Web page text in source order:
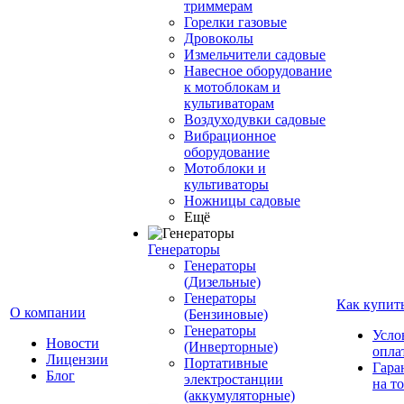
О компании
Новости
Лицензии
Блог
триммерам
Горелки газовые
Дровоколы
Измельчители садовые
Навесное оборудование
к мотоблокам и
культиваторам
Воздуходувки садовые
Вибрационное
оборудование
Мотоблоки и
культиваторы
Ножницы садовые
Ещё
Генераторы
Генераторы
(Дизельные)
Генераторы
(Бензиновые)
Генераторы
(Инверторные)
Портативные
электростанции
(аккумуляторные)
Как
на